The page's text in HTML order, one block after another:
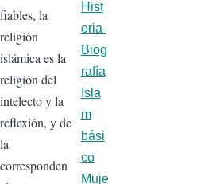
fiables, la
religión
islámica es la
religión del
intelecto y la
reflexión, y de
la
corresponden
Hist
oria-
Biog
rafía
Isla
m
bási
co
Muje